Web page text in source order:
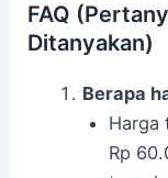
FAQ
Ditanyakan)
Berapa
Harga
Rp